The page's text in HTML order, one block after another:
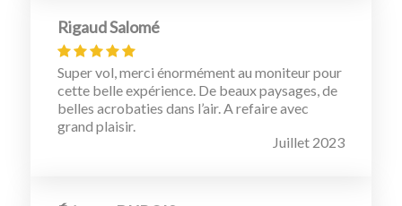
Rigaud Salomé
Super vol, merci énormément au moniteur pour
cette belle expérience. De beaux paysages, de
belles acrobaties dans l’air. A refaire avec
grand plaisir.
Juillet 2023